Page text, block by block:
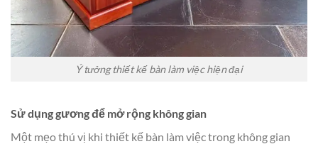
Ý tưởng thiết kế bàn làm việc hiện đại
Sử dụng gương để mở rộng không gian
Một mẹo thú vị khi thiết kế bàn làm việc trong không gian